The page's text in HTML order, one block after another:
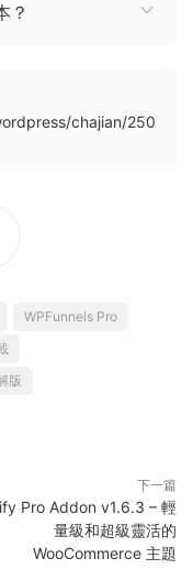
？
chajian/250
WPFunnels Pro
版
下一篇
Pro Addon v1.6.3 – 輕
量級和超級靈活的
WooCommerce 主題